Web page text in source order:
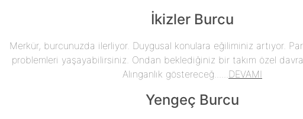
İkizler Burcu
Merkür, burcunuzda ilerliyor. Duygusal konulara eğiliminiz artıyor.
problemleri yaşayabilirsiniz. Ondan beklediğiniz bir takım özel
Alınganlık göstereceğ...... DEVAMI
Yengeç Burcu